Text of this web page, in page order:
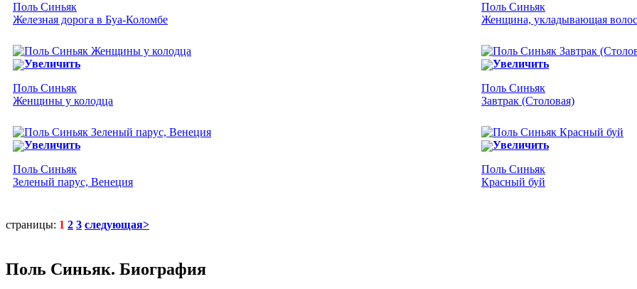
Поль Синьяк
Железная дорога в Буа-Коломбе
Поль Синьяк
Женщина, укладывающая
Увеличить
Поль Синьяк
Женщины у колодца
Увеличить
Поль Синьяк
Завтрак (Столовая)
Увеличить
Поль Синьяк
Зеленый парус, Венеция
Увеличить
Поль Синьяк
Красный буй
страницы: 1 2 3 следующая>
Поль Синьяк. Биография